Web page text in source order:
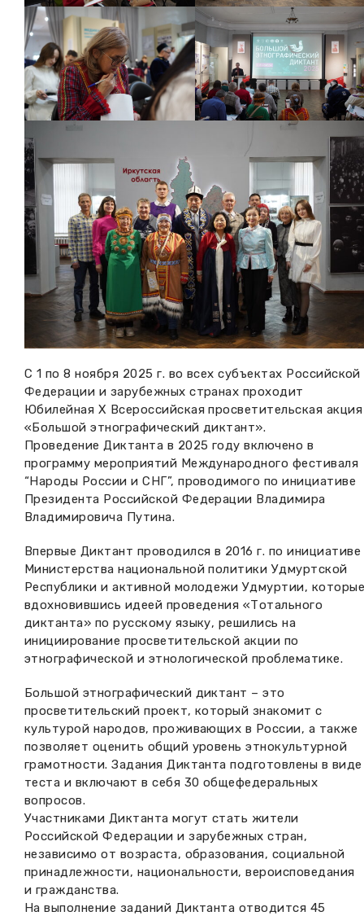
С 1 по 8 ноября 2025 г. во всех субъектах Российской
Федерации и зарубежных странах проходит
Юбилейная X Всероссийская просветительская акция
«Большой этнографический диктант».
Проведение Диктанта в 2025 году включено в
программу мероприятий Международного фестиваля
“Народы России и СНГ”, проводимого по инициативе
Президента Российской Федерации Владимира
Владимировича Путина.
Впервые Диктант проводился в 2016 г. по инициативе
Министерства национальной политики Удмуртской
Республики и активной молодежи Удмуртии,
вдохновившись идеей проведения «Тотального
диктанта» по русскому языку, решились на
инициирование просветительской акции по
этнографической и этнологической проблематике.
Большой этнографический диктант – это
просветительский проект, который знакомит с
культурой народов, проживающих в России, а также
позволяет оценить общий уровень этнокультурной
грамотности. Задания Диктанта подготовлены в виде
теста и включают в себя 30 общефедеральных
вопросов.
Участниками Диктанта могут стать жители
Российской Федерации и зарубежных стран,
независимо от возраста, образования, социальной
принадлежности, национальности, вероисповедания
и гражданства.
На выполнение заданий Диктанта отводится 45